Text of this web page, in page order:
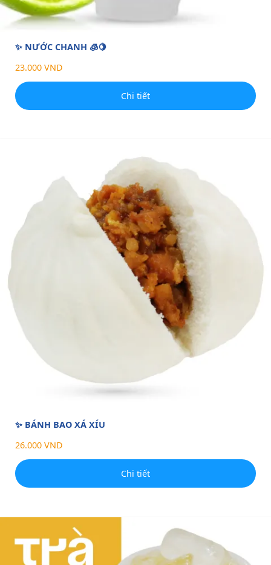
✨ NƯỚC CHANH 🧊🍋
23.000 VND
Chi tiết
✨ BÁNH BAO XÁ XÍU
26.000 VND
Chi tiết